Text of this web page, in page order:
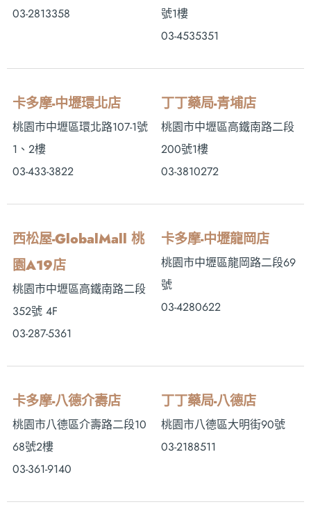
03-2813358
號1樓
03-4535351
卡多摩-中壢環北店
桃園市中壢區環北路107-1號
1、2樓
03-433-3822
丁丁藥局-青埔店
桃園市中壢區高鐵南路二段
200號1樓
03-3810272
西松屋-GlobalMall 桃
園A19店
桃園市中壢區高鐵南路二段
352號 4F
03-287-5361
卡多摩-中壢龍岡店
桃園市中壢區龍岡路二段69
號
03-4280622
卡多摩-八德介壽店
桃園市八德區介壽路二段10
68號2樓
03-361-9140
丁丁藥局-八德店
桃園市八德區大明街90號
03-2188511